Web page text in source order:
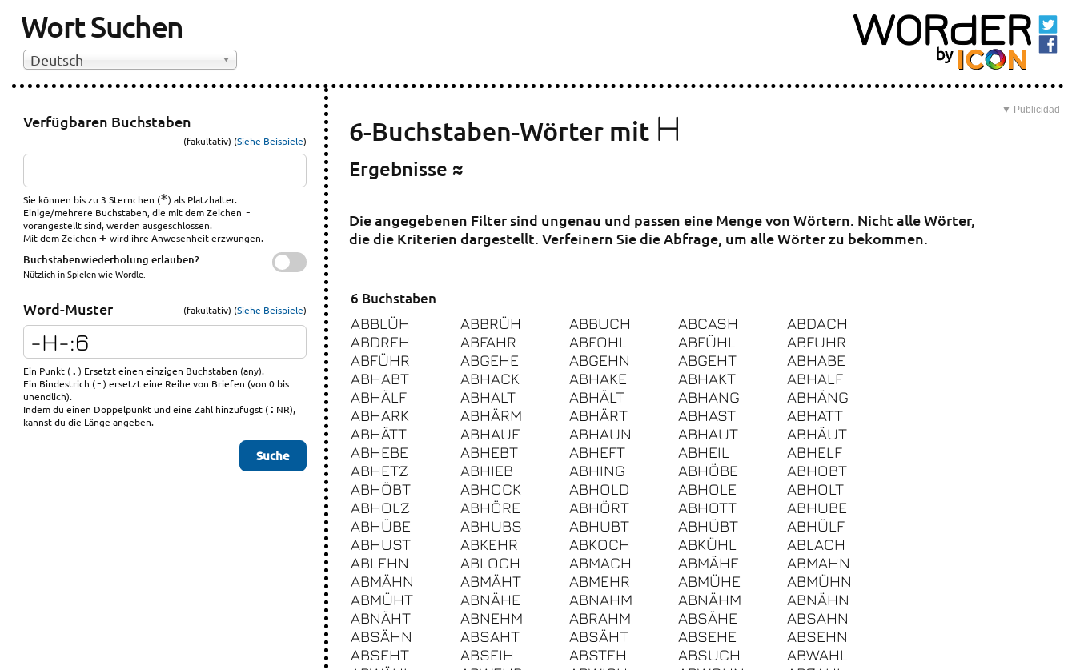
Wort Suchen
Deutsch
Verfügbaren Buchstaben
(fakultativ) (Siehe Beispiele)
Sie können bis zu 3 Sternchen (*) als Platzhalter.
Einige/mehrere Buchstaben, die mit dem Zeichen -
vorangestellt sind, werden ausgeschlossen.
Mit dem Zeichen+ wird ihre Anwesenheit erzwungen.
Buchstabenwiederholung erlauben?
Nützlich in Spielen wie Wordle.
Word-Muster (fakultativ) (Siehe Beispiele)
Ein Punkt (.) Ersetzt einen einzigen Buchstaben (any).
Ein Bindestrich (-) ersetzt eine Reihe von Briefen (von 0 bis
unendlich).
Indem du einen Doppelpunkt und eine Zahl hinzufügst (: NR),
kannst du die Länge angeben.
▼ Publicidad
6-Buchstaben-Wörter mit H
Ergebnisse ≈
Die angegebenen Filter sind ungenau und passen eine Menge von Wörtern. Nicht alle Wörter,
die die Kriterien dargestellt. Verfeinern Sie die Abfrage, um alle Wörter zu bekommen.
6 Buchstaben
ABBLÜH
ABBRÜH ABBUCH ABCASH
ABDACH
ABDREH
ABFAHR ABFOHL ABFÜHL
ABFUHR
ABFÜHR
ABGEHE ABGEHN ABGEHT
ABHABE
ABHABT
ABHACK ABHAKE ABHAKT
ABHALF
ABHÄLF
ABHALT ABHÄLT ABHANG
ABHÄNG
ABHARK
ABHÄRM ABHÄRT ABHAST
ABHATT
ABHÄTT
ABHAUE ABHAUN ABHAUT
ABHÄUT
ABHEBE
ABHEBT ABHEFT ABHEIL
ABHELF
ABHETZ
ABHIEB ABHING ABHÖBE
ABHOBT
ABHÖBT
ABHOCK ABHOLD ABHOLE
ABHOLT
ABHOLZ
ABHÖRE ABHÖRT ABHOTT
ABHUBE
ABHÜBE
ABHUBS ABHUBT ABHÜBT
ABHÜLF
ABHUST
ABKEHR ABKOCH ABKÜHL
ABLACH
ABLEHN
ABLOCH ABMACH ABMÄHE
ABMAHN
ABMÄHN
ABMÄHT ABMEHR ABMÜHE
ABMÜHN
ABMÜHT
ABNÄHE ABNAHM ABNÄHM
ABNÄHN
ABNÄHT
ABNEHM ABRAHM ABSÄHE
ABSAHN
ABSÄHN
ABSAHT ABSÄHT ABSEHE
ABSEHN
ABSEHT
ABSEIH ABSTEH ABSUCH
ABWAHL